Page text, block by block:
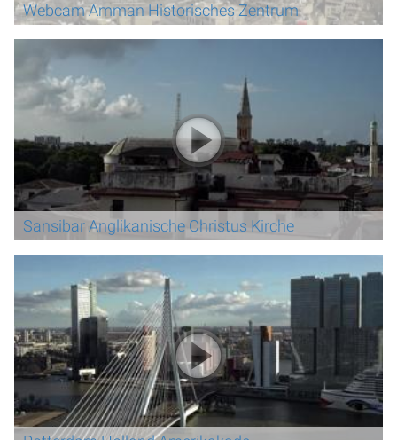
Webcam Amman Historisches Zentrum
Sansibar Anglikanische Christus Kirche